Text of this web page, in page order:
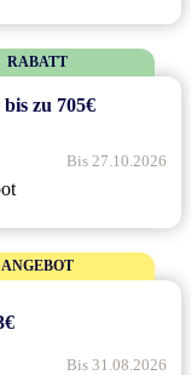
RABATT
zu 705€
Bis 27.10.2026
ANGEBOT
Bis 31.08.2026